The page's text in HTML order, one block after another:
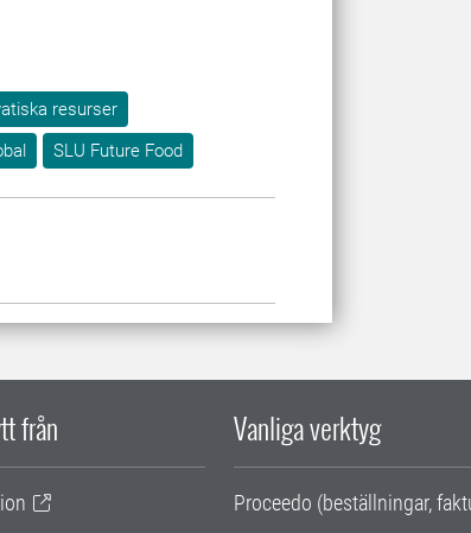
resurser
SLU Future Food
från Vanliga verktyg
Proceedo (beställningar,